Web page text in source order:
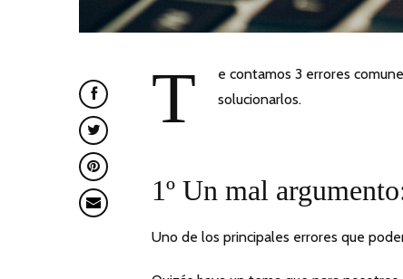
T
e contamos 3 errores
solucionarlos.
1º Un mal
Uno de los principales errores que